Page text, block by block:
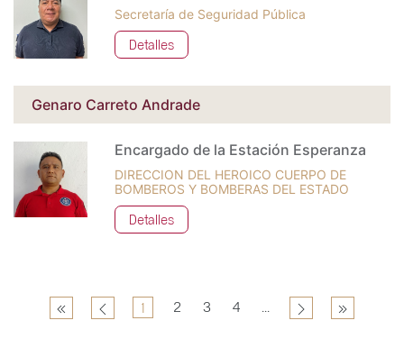
Secretaría de Seguridad Pública
Detalles
Genaro Carreto Andrade
Encargado de la Estación Esperanza
DIRECCION DEL HEROICO CUERPO DE
BOMBEROS Y BOMBERAS DEL ESTADO
Detalles
1 2 3 4 ...